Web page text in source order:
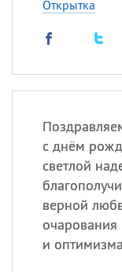
Открытка
с днём
светлой
верной
и